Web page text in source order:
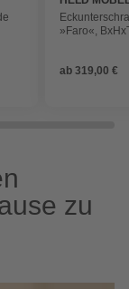
»Faro«,
ab319,00 €
zu